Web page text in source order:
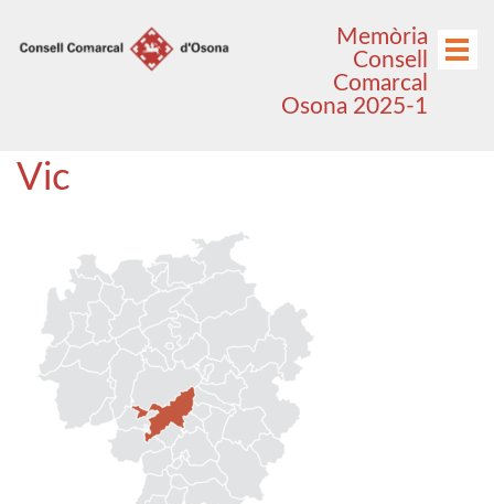
Menú
Memòria
Consell
Comarcal
Osona 2025-1
Vic